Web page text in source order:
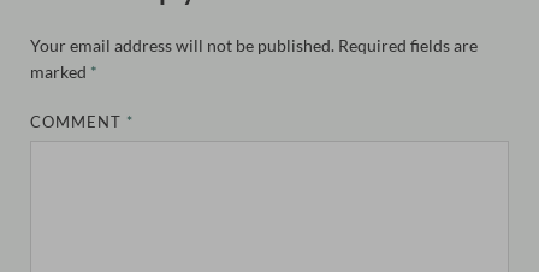
Your email address will not be published. Required fields are
marked *
COMMENT *